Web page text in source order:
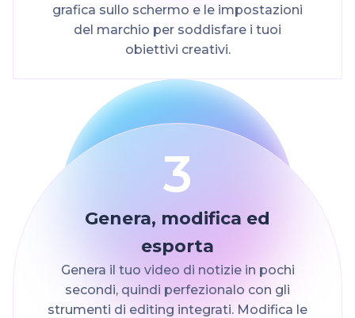
grafica sullo schermo e le impostazioni
del marchio per soddisfare i tuoi
obiettivi creativi.
3
Genera, modifica ed
esporta
Genera il tuo video di notizie in pochi
secondi, quindi perfezionalo con gli
strumenti di editing integrati. Modifica le